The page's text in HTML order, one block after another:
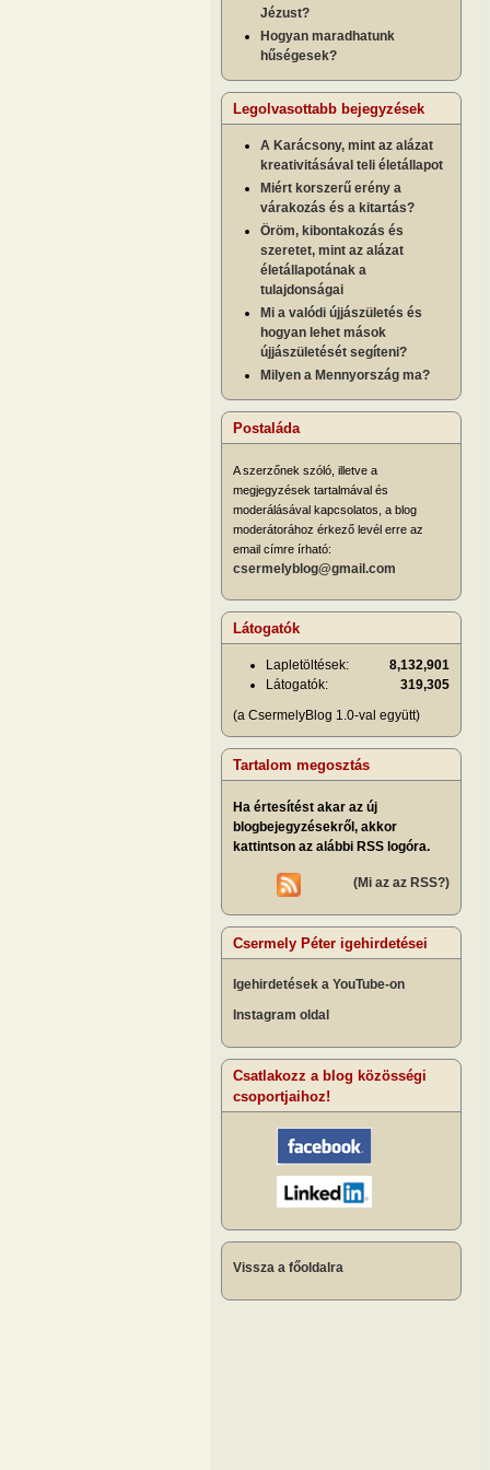
Jézust?
Hogyan maradhatunk
hűségesek?
Legolvasottabb bejegyzések
A Karácsony, mint az alázat
kreativitásával teli életállapot
Miért korszerű erény a
várakozás és a kitartás?
Öröm, kibontakozás és
szeretet, mint az alázat
életállapotának a
tulajdonságai
Mi a valódi újjászületés és
hogyan lehet mások
újjászületését segíteni?
Milyen a Mennyország ma?
Postaláda
A szerzőnek szóló, illetve a
megjegyzések tartalmával és
moderálásával kapcsolatos, a blog
moderátorához érkező levél erre az
email címre írható:
csermelyblog@gmail.com
Látogatók
Lapletöltések:
8,132,901
Látogatók:
319,305
(a CsermelyBlog 1.0-val együtt)
Tartalom megosztás
Ha értesítést akar az új
blogbejegyzésekről, akkor
kattintson az alábbi RSS logóra.
(Mi az az RSS?)
Csermely Péter igehirdetései
Igehirdetések a YouTube-on
Instagram oldal
Csatlakozz a blog közösségi
csoportjaihoz!
Vissza a főoldalra